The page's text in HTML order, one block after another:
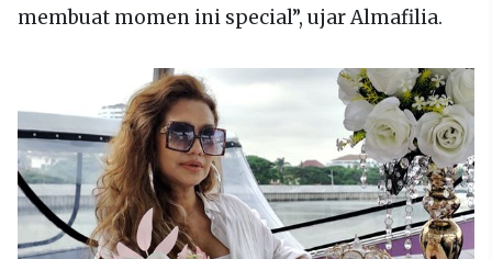
membuat momen ini special”, ujar Almafilia.